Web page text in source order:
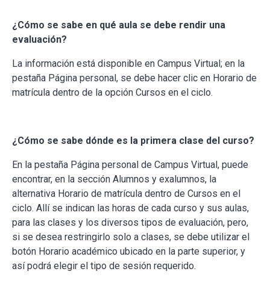
¿Cómo se sabe en qué aula se debe rendir una
evaluación?
La información está disponible en Campus Virtual; en la
pestaña Página personal, se debe hacer clic en Horario de
matrícula dentro de la opción Cursos en el ciclo.
¿Cómo se sabe dónde es la primera clase del curso?
En la pestaña Página personal de Campus Virtual, puede
encontrar, en la sección Alumnos y exalumnos, la
alternativa Horario de matrícula dentro de Cursos en el
ciclo. Allí se indican las horas de cada curso y sus aulas,
para las clases y los diversos tipos de evaluación, pero,
si se desea restringirlo solo a clases, se debe utilizar el
botón Horario académico ubicado en la parte superior, y
así podrá elegir el tipo de sesión requerido.